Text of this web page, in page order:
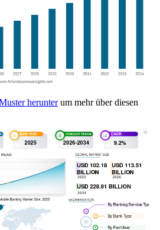
herunterum mehr über diesen